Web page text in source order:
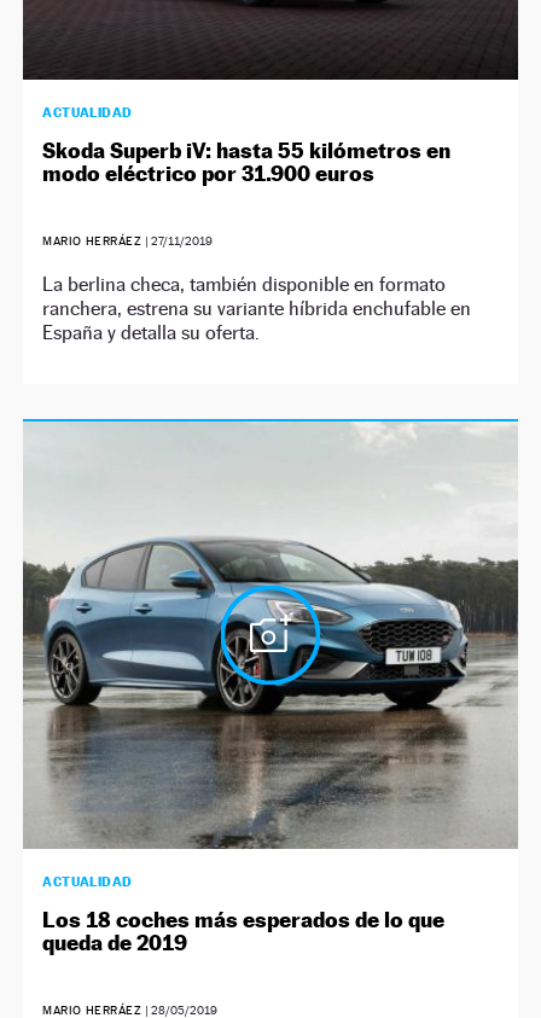
ACTUALIDAD
Skoda Superb iV: hasta 55 kilómetros en
modo eléctrico por 31.900 euros
MARIO HERRÁEZ | 27/11/2019
La berlina checa, también disponible en formato
ranchera, estrena su variante híbrida enchufable en
España y detalla su oferta.
ACTUALIDAD
Los 18 coches más esperados de lo que
queda de 2019
MARIO HERRÁEZ | 28/05/2019